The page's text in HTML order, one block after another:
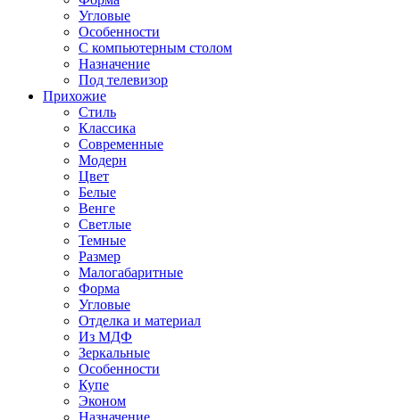
Угловые
Особенности
С компьютерным столом
Назначение
Под телевизор
Прихожие
Стиль
Классика
Современные
Модерн
Цвет
Белые
Венге
Светлые
Темные
Размер
Малогабаритные
Форма
Угловые
Отделка и материал
Из МДФ
Зеркальные
Особенности
Купе
Эконом
Назначение